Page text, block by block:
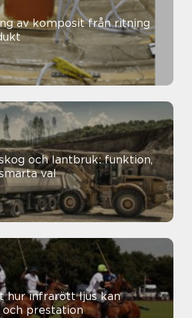
från ritning
och lantbruk: funktion,
val
prestation